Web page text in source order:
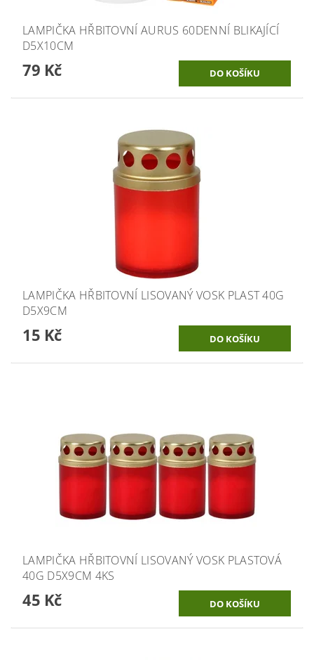
LAMPIČKA HŘBITOVNÍ AURUS 60DENNÍ BLIKAJÍCÍ
D5X10CM
79 Kč
LAMPIČKA HŘBITOVNÍ LISOVANÝ VOSK PLAST 40G
D5X9CM
15 Kč
LAMPIČKA HŘBITOVNÍ LISOVANÝ VOSK PLASTOVÁ
40G D5X9CM 4KS
45 Kč